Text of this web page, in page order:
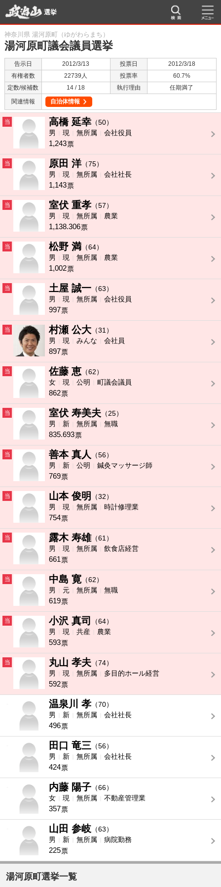
選挙
神奈川県 湯河原町（ゆがわらまち）
湯河原町議会議員選挙
告示日 2012/3/13 投票日
2012/3/18
有権者数
22739人 投票率
60.7%
定数/候補数
14 / 18 執行理由
任期満了
関連情報
自治体情報
当 高橋 延幸 （50）
男
現 無所属 会社役員
1,243票
当 原田 洋（75）
男
現 無所属 会社社長
1,143票
当 室伏 重孝 （57）
男
現 無所属 農業
1,138.306票
当 松野 満 （64）
男
現 無所属 農業
1,002票
当 土屋 誠一 （63）
男
現 無所属 会社役員
997票
当 村瀬 公大 （31）
男
現 みんな 会社員
897票
当 佐藤 恵 （62）
女
現 公明 町議会議員
862票
当 室伏 寿美夫 （25）
男
新 無所属 無職
835.693票
当 善本 真人
（56）
男
新 公明 鍼灸マッサージ師
769票
当 山本 俊明
（32）
男
現 無所属 時計修理業
754票
当 露木 寿雄（61）
男
現 無所属 飲食店経営
661票
当 中島 寛 （62）
男
元 無所属 無職
619票
当 小沢 真司
（64）
男
現 共産 農業
593票
当 丸山 孝夫 （74）
男
現 無所属 多目的ホール経営
592票
温泉川 孝 （70）
男
新 無所属 会社社長
496票
田口 竜三 （56）
男
新 無所属 会社社長
424票
内藤 陽子 （66）
女
現 無所属 不動産管理業
357票
山田 参岐 （63）
男
新 無所属 病院勤務
225票
湯河原町選挙一覧